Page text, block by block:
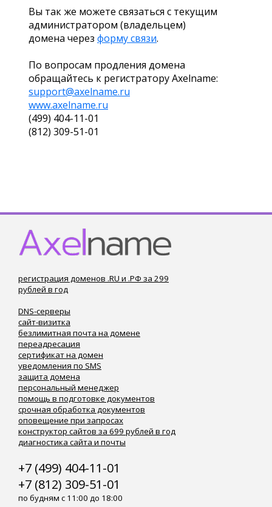
Вы так же можете связаться с текущим
администратором (владельцем)
домена через форму связи.
По вопросам продления домена
обращайтесь к регистратору Axelname:
support@axelname.ru
www.axelname.ru
(499) 404-11-01
(812) 309-51-01
регистрация доменов .RU и .РФ за 299
рублей в год
DNS-серверы
сайт-визитка
безлимитная почта на домене
переадресация
сертификат на домен
уведомления по SMS
защита домена
персональный менеджер
помощь в подготовке документов
срочная обработка документов
оповещение при запросах
конструктор сайтов за 699 рублей в год
диагностика сайта и почты
+7 (499) 404-11-01
+7 (812) 309-51-01
по будням с 11:00 до 18:00